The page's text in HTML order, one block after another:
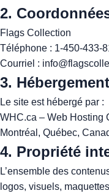
2.
Flags Collection
Téléphone :
Courriel :
3. Hébergement
Le site est hébergé par :
WHC.ca – Web Hosting
Montréal, Québec,
4. Propriété
L’ensemble des
logos, visuels,